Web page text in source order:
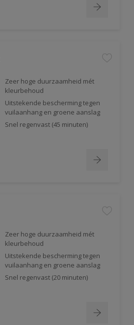
Zeer hoge duurzaamheid mét
kleurbehoud
Uitstekende bescherming tegen
vuilaanhang en groene aanslag
Snel regenvast (45 minuten)
Zeer hoge duurzaamheid mét
kleurbehoud
Uitstekende bescherming tegen
vuilaanhang en groene aanslag
Snel regenvast (20 minuten)